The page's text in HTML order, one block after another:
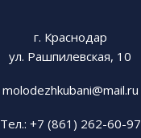
г. Краснодар
ул. Рашпилевская, 10
molodezhkubani@mail.ru
Тел.: +7 (861) 262-60-97